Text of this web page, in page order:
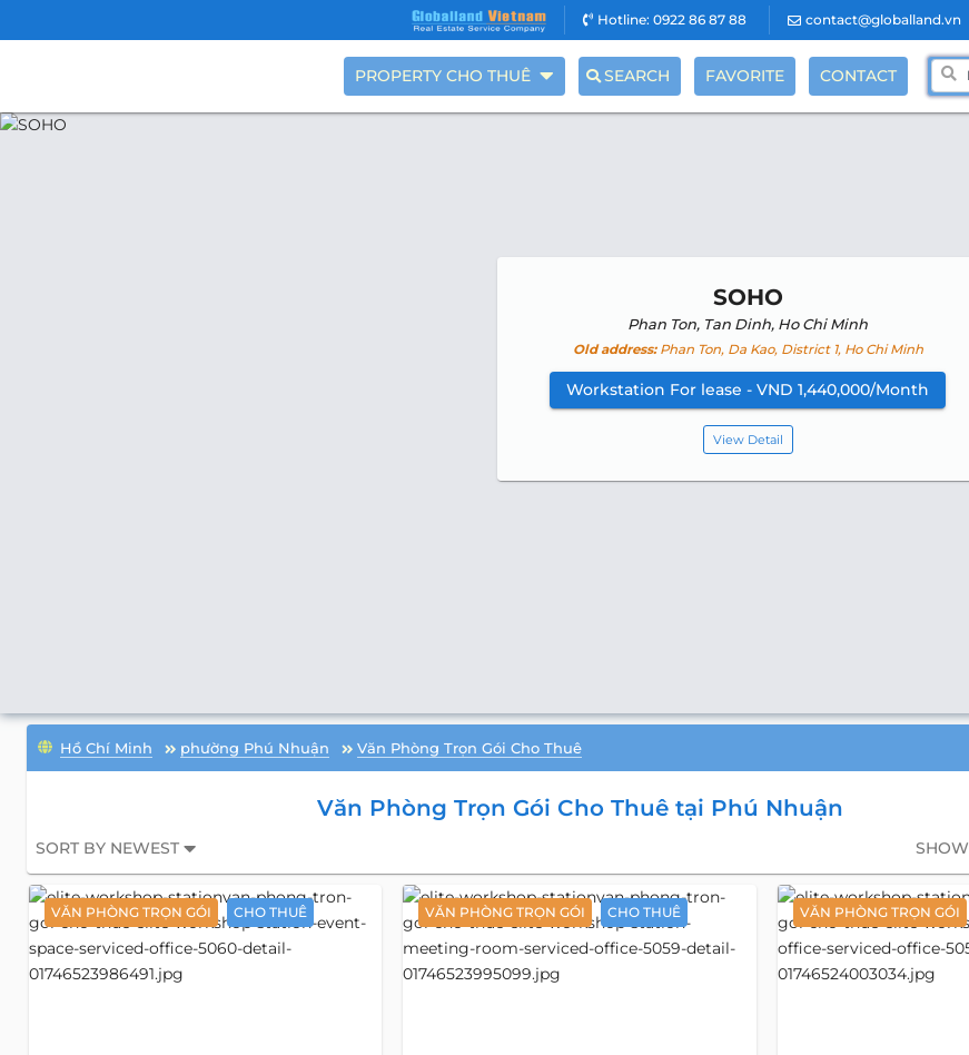
Hotline: 0922 86 87 88 contact@globalland.vn
PROPERTY CHO THUÊ SEARCH FAVORITE CONTACT
SOHO
Phan Ton, Tan Dinh, Ho Chi Minh
Old address:Phan Ton, Da Kao, District 1, Ho Chi Minh
Workstation For lease - VND 1,440,000/Month
View Detail
Hồ Chí Minh phường Phú Nhuận Văn Phòng Trọn Gói Cho Thuê
Văn Phòng Trọn Gói Cho Thuê tại Phú Nhuận
SORT BY NEWEST SHOW
VĂN PHÒNG TRỌN GÓI CHO THUÊ VĂN PHÒNG TRỌN GÓI CHO THUÊ VĂN PHÒNG TRỌN GÓI